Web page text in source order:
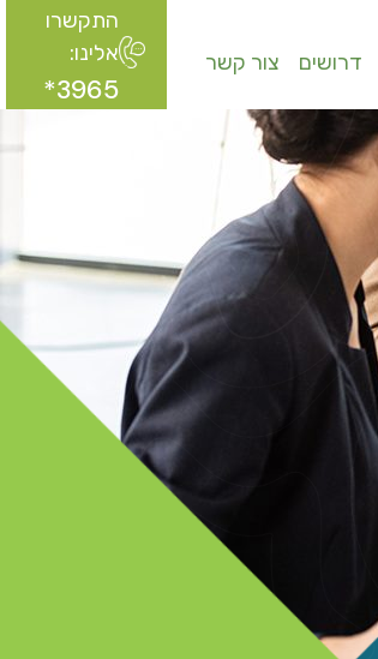
דרושים צור קשר
התקשרו
אלינו:
3965*